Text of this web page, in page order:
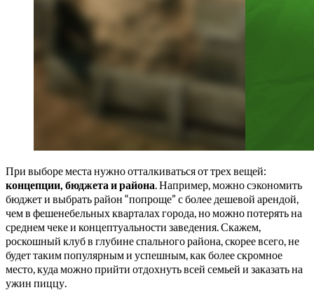
При выборе места нужно отталкиваться от трех вещей:
концепции, бюджета и района. Например, можно сэкономить
бюджет и выбрать район “попроще” с более дешевой арендой,
чем в фешенебельных кварталах города, но можно потерять на
среднем чеке и концептуальности заведения. Скажем,
роскошный клуб в глубине спального района, скорее всего, не
будет таким популярным и успешным, как более скромное
место, куда можно прийти отдохнуть всей семьей и заказать на
ужин пиццу.